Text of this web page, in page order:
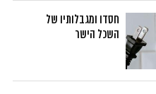
חסדו ומגבלותיו של
השכל הישר